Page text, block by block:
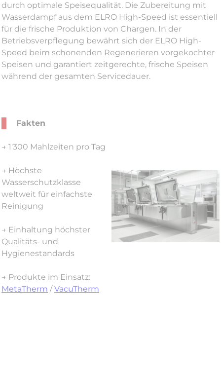
durch optimale Speisequalität. Die Zubereitung mit
Wasserdampf aus dem ELRO High-Speed ist essentiell
für die frische Produktion von Chargen. In der
Betriebsverpflegung bewährt sich der ELRO High-
Speed beim schonenden Regenerieren vorgekochter
Speisen und garantiert zeitgerechte, frische Speisen
während der gesamten Servicedauer.
Fakten
→ 1'300 Mahlzeiten pro Tag
→ Höchste
Wasserschutzklasse
weltweit für einfachste
Reinigung
→ Einhaltung höchster
Qualitäts- und
Hygienestandards
→ Produkte im Einsatz:
MetaTherm /VacuTherm